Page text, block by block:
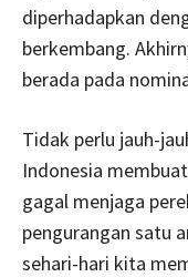
diperhadapkan
berkembang.
berada pada
Tidak perlu jauh-
Indonesia
gagal menjaga
pengurangan satu
sehari-hari kita